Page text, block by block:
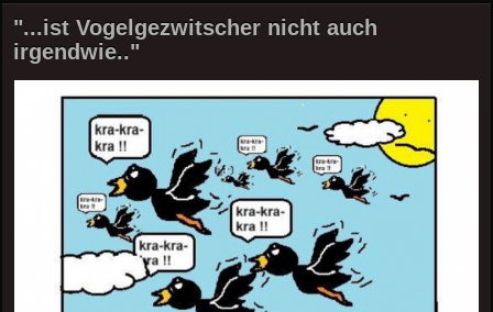
"...ist Vogelgezwitscher nicht auch
irgendwie.."